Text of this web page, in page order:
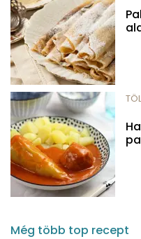
Még több top recept